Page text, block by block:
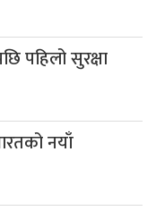
पहिलो सुरक्षा
नयाँ